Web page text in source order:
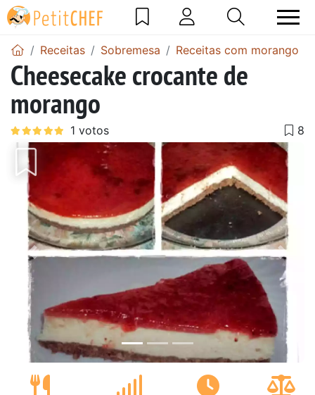
Receitas Sobremesa Receitas com morango
Cheesecake crocante de
morango
Anterior Next